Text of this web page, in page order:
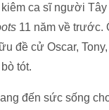
ca sĩ người
11 năm về trước.
đề cử Oscar,
tót.
đến sức sống